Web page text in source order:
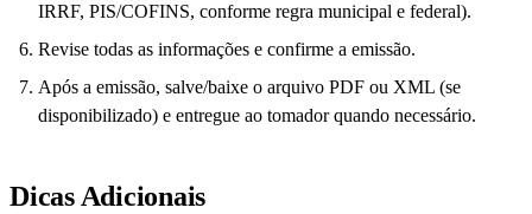
IRRF, PIS/COFINS, conforme regra municipal e federal).
Revise todas as informações e confirme a emissão.
Após a emissão, salve/baixe o arquivo PDF ou XML (se
disponibilizado) e entregue ao tomador quando necessário.
Dicas Adicionais